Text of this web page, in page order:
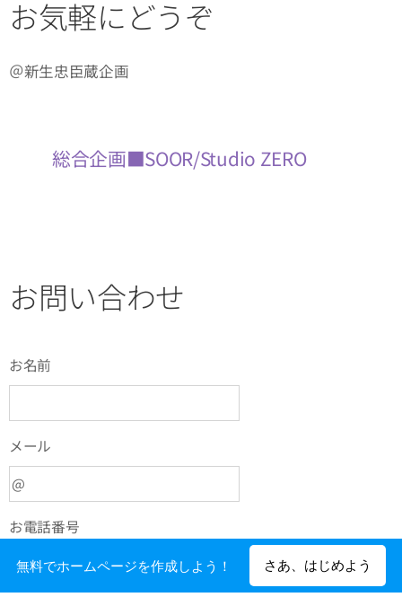
お気軽にどうぞ
＠新生忠臣蔵企画
総合企画■SOOR/Studio ZERO
お問い合わせ
お名前
メール
お電話番号
無料でホームページを作成しよう！ さあ、はじめよう